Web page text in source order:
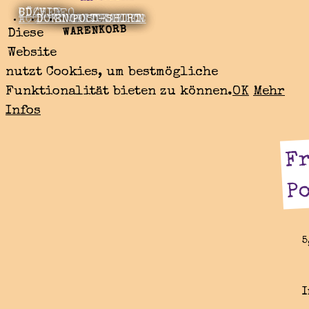
ACCESSOIRES
BÜCHER
CD/VIDEO
DOKUMENTE
ENGEL UNIKATE
POSTKARTEN
T-SHIRT
WARENKORB
Diese
Website
nutzt Cookies, um bestmögliche
Funktionalität bieten zu können.OK Mehr
Infos